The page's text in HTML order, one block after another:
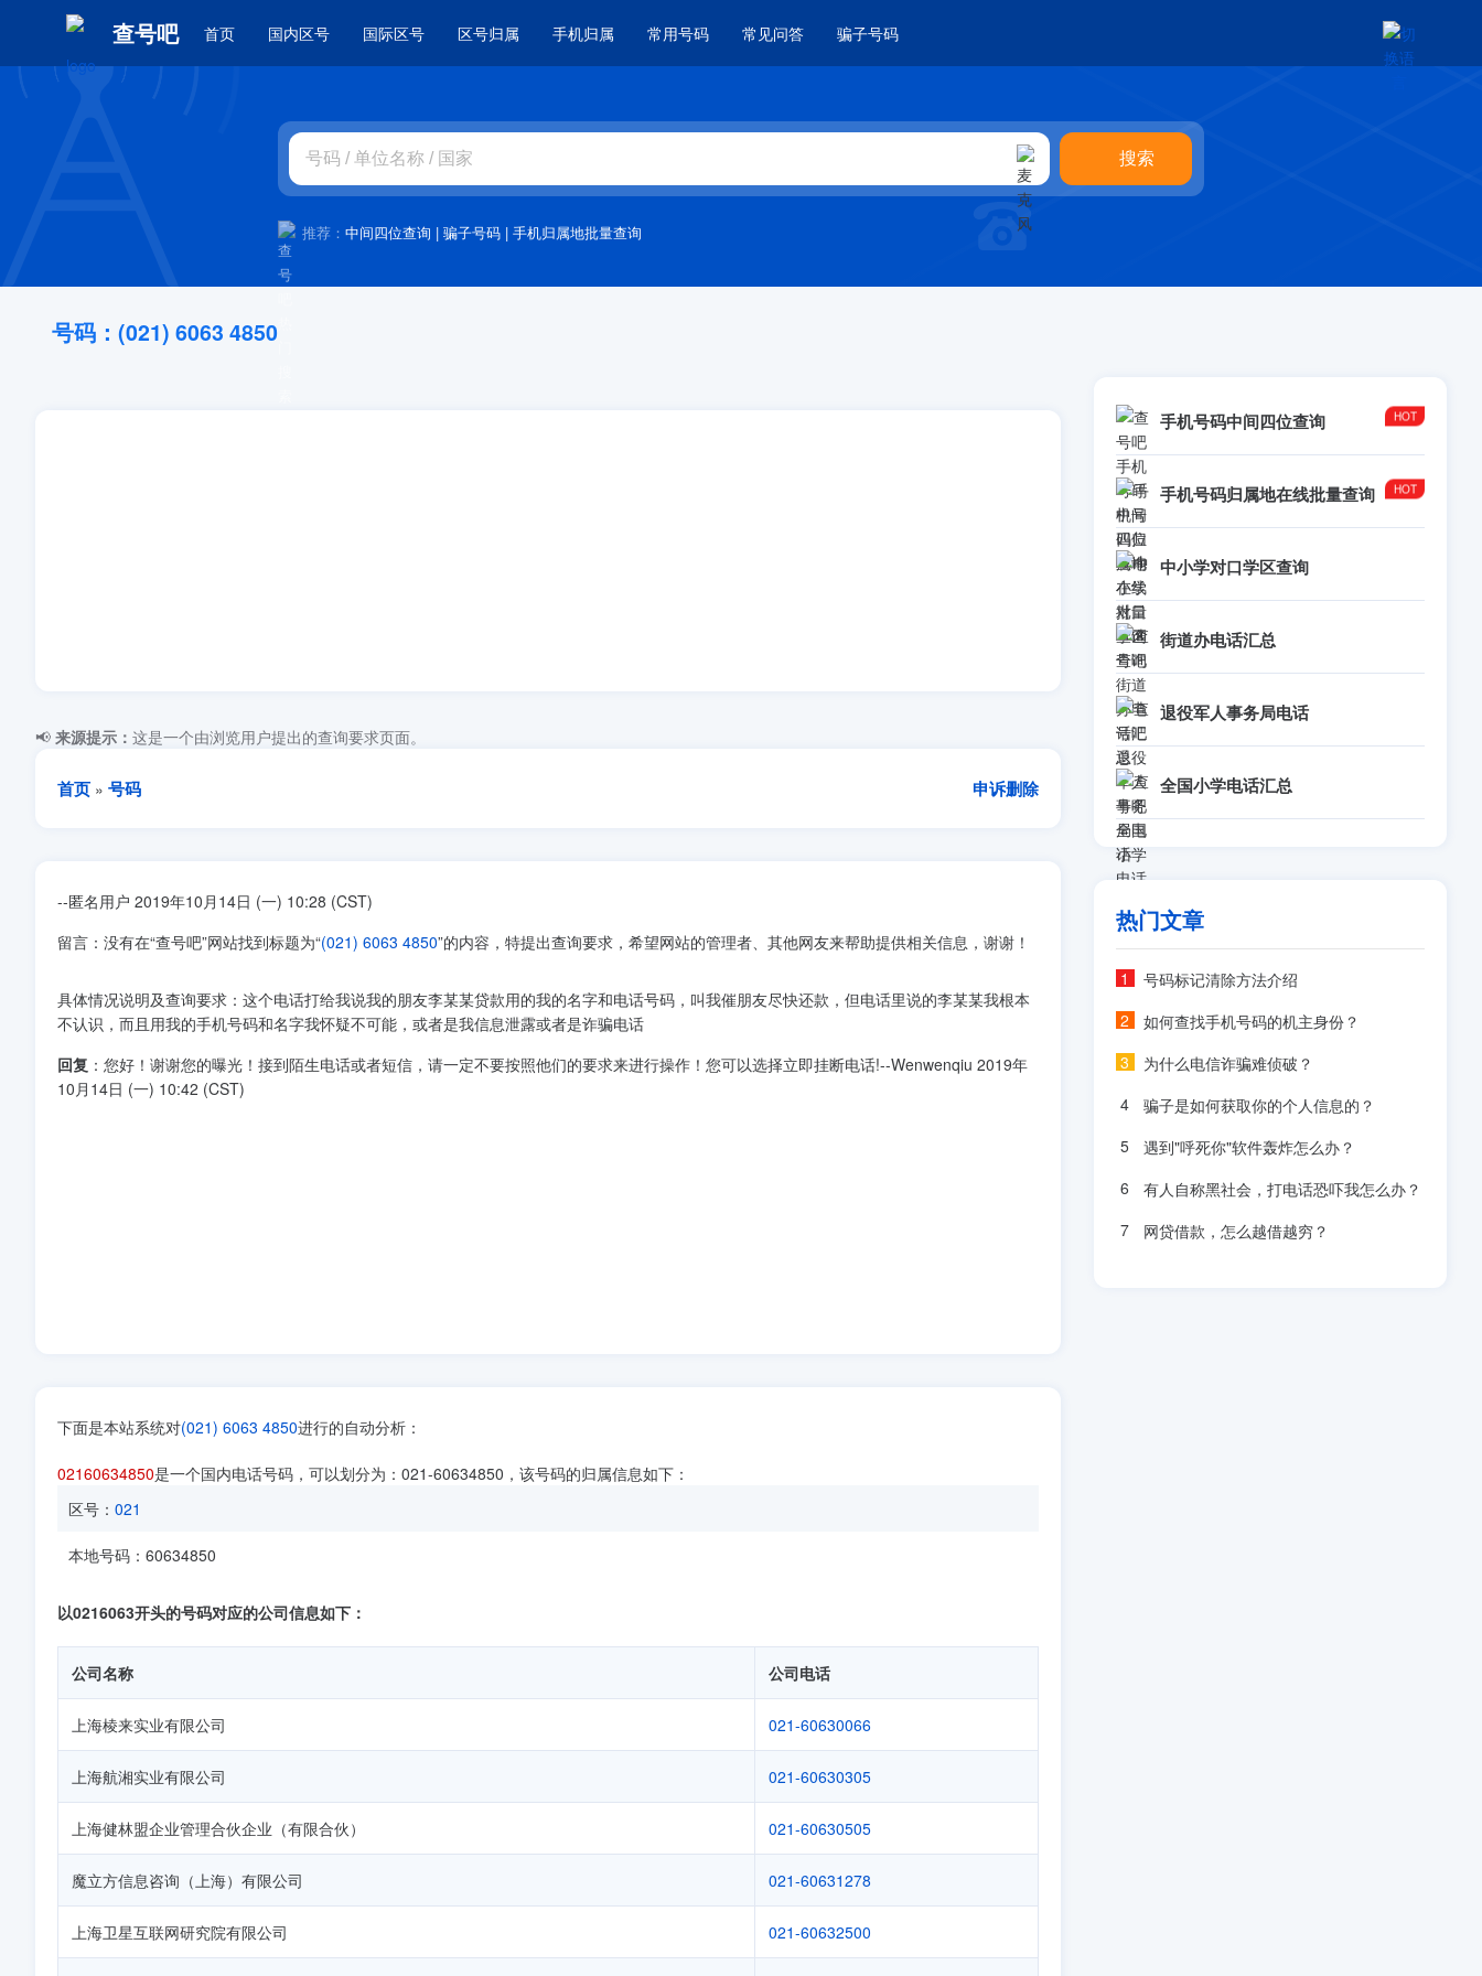
查号吧 首页 国内区号 国际区号 区号归属 手机归属 常用号码 常见问答 骗子号码
推荐： 中间四位查询 | 骗子号码 | 手机归属地批量查询
号码：(021) 6063 4850
📢 来源提示： 这是一个由浏览用户提出的查询要求页面。
首页 » 号码 申诉删除
--匿名用户 2019年10月14日 (一) 10:28 (CST)
留言：没有在“查号吧”网站找到标题为“(021) 6063 4850”的内容，特提出查询要求，希望网站的管理者、其他网友来帮助提供相关信息，谢谢！
具体情况说明及查询要求：这个电话打给我说我的朋友李某某贷款用的我的名字和电话号码，叫我催朋友尽快还款，但电话里说的李某某我根本
不认识，而且用我的手机号码和名字我怀疑不可能，或者是我信息泄露或者是诈骗电话
回复 ：您好！谢谢您的曝光！接到陌生电话或者短信，请一定不要按照他们的要求来进行操作！您可以选择立即挂断电话!--Wenwenqiu 2019年
10月14日 (一) 10:42 (CST)
下面是本站系统对(021) 6063 4850进行的自动分析：
02160634850是一个国内电话号码，可以划分为：021-60634850，该号码的归属信息如下：
区号： 021
本地号码：60634850
以0216063开头的号码对应的公司信息如下：
公司名称 公司电话
上海棱来实业有限公司 021-60630066
上海航湘实业有限公司 021-60630305
上海健林盟企业管理合伙企业（有限合伙） 021-60630505
魔立方信息咨询（上海）有限公司 021-60631278
上海卫星互联网研究院有限公司 021-60632500
手机号码中间四位查询
手机号码归属地在线批量查询
中小学对口学区查询
街道办电话汇总
退役军人事务局电话
全国小学电话汇总
热门文章
号码标记清除方法介绍
如何查找手机号码的机主身份？
为什么电信诈骗难侦破？
骗子是如何获取你的个人信息的？
遇到"呼死你"软件轰炸怎么办？
有人自称黑社会，打电话恐吓我怎么办？
网贷借款，怎么越借越穷？